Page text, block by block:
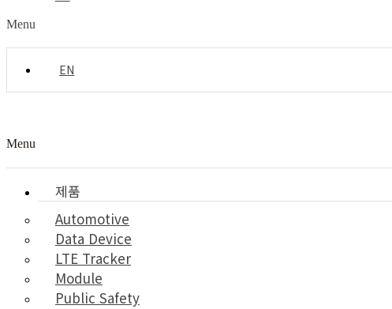
Menu
EN
Menu
제품
Automotive
Data Device
LTE Tracker
Module
Public Safety